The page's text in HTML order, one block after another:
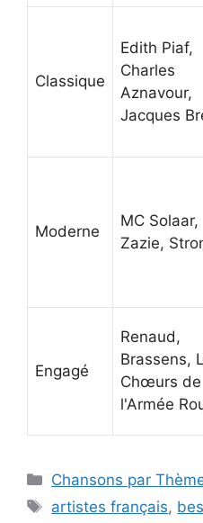
Classique
Edith Piaf,
Charles
Aznavour,
Jacques
Moderne
MC Solaar,
Zazie,
Engagé
Renaud,
Brassens,
Chœurs de
l'Armée
Catégories
Chansons par
Étiquettes
artistes français,